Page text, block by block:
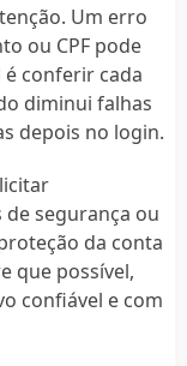
Um erro
ou CPF pode
é conferir cada
diminui falhas
depois no login.
segurança ou
da conta
que possível,
confiável e com